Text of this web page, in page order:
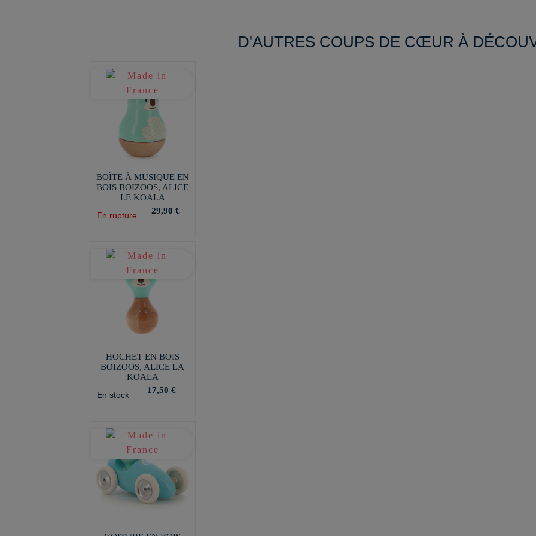
D'AUTRES COUPS DE CŒUR À
BOÎTE À MUSIQUE EN
BOIS BOIZOOS, ALICE
LE KOALA
En rupture
29,90 €
HOCHET EN BOIS
BOIZOOS, ALICE LA
KOALA
En stock
17,50 €